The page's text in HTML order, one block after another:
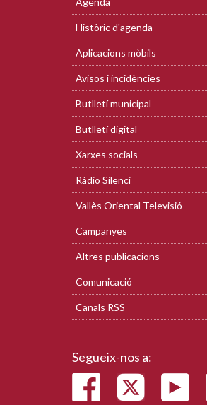
Històric d'agenda
Aplicacions mòbils
Avisos i incidències
Butlletí municipal
Butlletí digital
Xarxes socials
Ràdio Silenci
Vallès Oriental Televisió
Campanyes
Altres publicacions
Comunicació
Canals RSS
Segueix-nos a: